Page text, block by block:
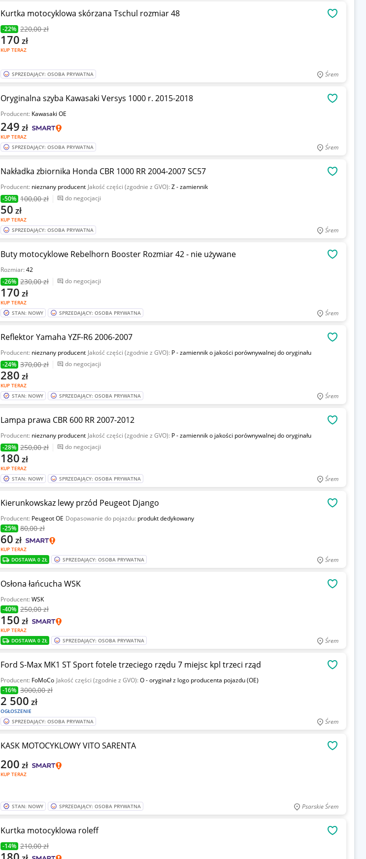
Kurtka motocyklowa skórzana Tschul rozmiar 48
-22% 220,00 zł
KUP TERAZ
170 zł
SPRZEDAJĄCY: OSOBA PRYWATNA Śrem
Oryginalna szyba Kawasaki Versys 1000 r. 2015-2018
Producent: Kawasaki OE
KUP TERAZ
249 zł
SPRZEDAJĄCY: OSOBA PRYWATNA Śrem
Nakładka zbiornika Honda CBR 1000 RR 2004-2007 SC57
Producent: nieznany producent Jakość części (zgodnie z GVO):Z - zamiennik
-50% 100,00 zł do negocjacji
KUP TERAZ
50 zł
SPRZEDAJĄCY: OSOBA PRYWATNA Śrem
Buty motocyklowe Rebelhorn Booster Rozmiar 42 - nie używane
Rozmiar:42
-26% 230,00 zł do negocjacji
KUP TERAZ
170 zł
STAN: NOWY SPRZEDAJĄCY: OSOBA PRYWATNA Śrem
Reflektor Yamaha YZF-R6 2006-2007
Producent: nieznany producent Jakość części (zgodnie z GVO): P - zamiennik o jakości porównywalnej do oryginału
-24% 370,00 zł do negocjacji
KUP TERAZ
280 zł
STAN: NOWY SPRZEDAJĄCY: OSOBA PRYWATNA Śrem
Lampa prawa CBR 600 RR 2007-2012
Producent: nieznany producent Jakość części (zgodnie z GVO): P - zamiennik o jakości porównywalnej do oryginału
-28% 250,00 zł do negocjacji
KUP TERAZ
180 zł
STAN: NOWY SPRZEDAJĄCY: OSOBA PRYWATNA Śrem
Kierunkowskaz lewy przód Peugeot Django
Producent: Peugeot OE Dopasowanie do pojazdu: produkt dedykowany
-25% 80,00 zł
KUP TERAZ
60 zł
DOSTAWA 0 ZŁ SPRZEDAJĄCY: OSOBA PRYWATNA Śrem
Osłona łańcucha WSK
Producent:WSK
-40% 250,00 zł
KUP TERAZ
150 zł
DOSTAWA 0 ZŁ SPRZEDAJĄCY: OSOBA PRYWATNA Śrem
Ford S-Max MK1 ST Sport fotele trzeciego rzędu 7 miejsc kpl trzeci rząd
Producent: FoMoCo Jakość części (zgodnie z GVO):O - oryginał z logo producenta pojazdu (OE)
-16% 3000,00 zł
OGŁOSZENIE
2 500 zł
SPRZEDAJĄCY: OSOBA PRYWATNA Śrem
KASK MOTOCYKLOWY VITO SARENTA
KUP TERAZ
200 zł
STAN: NOWY SPRZEDAJĄCY: OSOBA PRYWATNA Psarskie Śrem
Kurtka motocyklowa roleff
-14% 210,00 zł